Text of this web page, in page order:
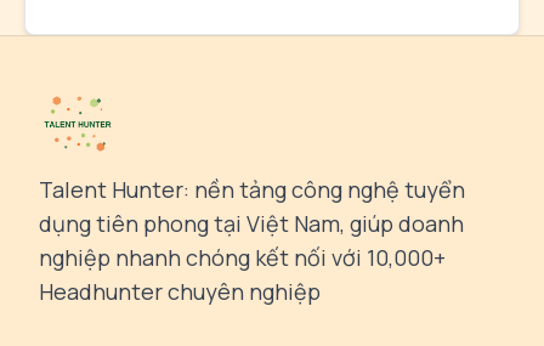
Talent Hunter: nền tảng công nghệ tuyển
dụng tiên phong tại Việt Nam, giúp doanh
nghiệp nhanh chóng kết nối với 10,000+
Headhunter chuyên nghiệp